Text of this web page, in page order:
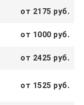
от 2175 руб.
от 1000 руб.
от 2425 руб.
от 1525 руб.